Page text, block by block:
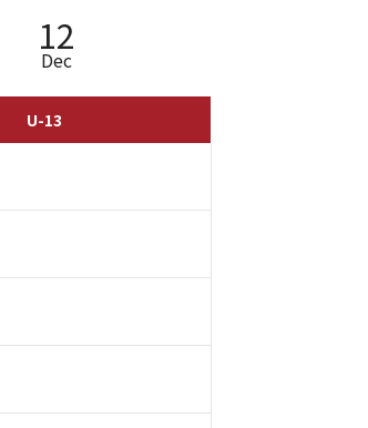
12
Dec
U-13